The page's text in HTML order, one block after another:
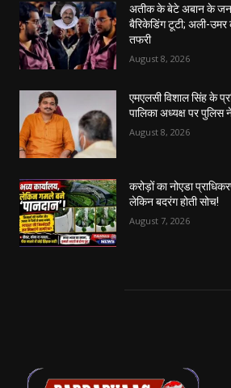
अतीक के बेटे अबान के
बैरिकेडिंग टूटी; अली-उमर
तफरी
August 8, 2026
एमएलसी विशाल सिंह के
पालिका अध्यक्ष पर पुलिस
August 8, 2026
करोड़ों का नोएडा
लेकिन बदरंग होती सोच!
August 7, 2026